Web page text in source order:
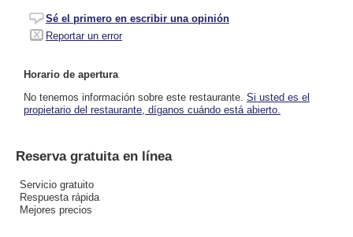
Sé el primero en escribir una opinión
Reportar un error
Horario de apertura
No tenemos información sobre este restaurante. Si usted es el
propietario del restaurante, díganos cuándo está abierto.
Reserva gratuita en línea
Servicio gratuito
Respuesta rápida
Mejores precios